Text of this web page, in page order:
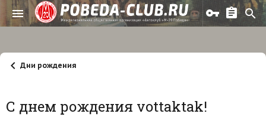
Дни рождения
С днем рождения vottaktak!